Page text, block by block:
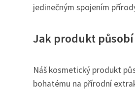
jedinečným spojením
Jak produkt
Náš kosmetický produkt
bohatému na přírodní